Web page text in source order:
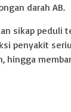
darah AB.
sikap peduli
penyakit
hingga